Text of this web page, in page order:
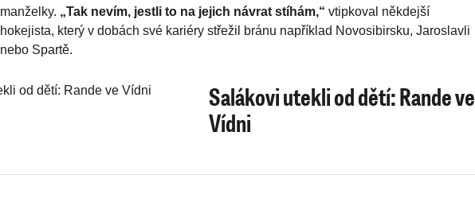
manželky. „Tak nevím, jestli to na jejich návrat stíhám,“ vtipkoval někdejší
hokejista, který v dobách své kariéry střežil bránu například Novosibirsku, Jaroslavli
nebo Spartě.
Salákovi utekli od dětí: Rande ve
Vídni